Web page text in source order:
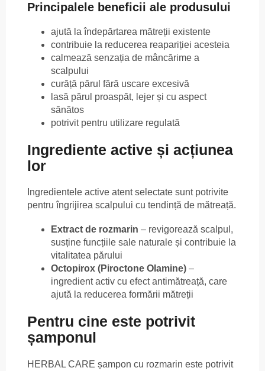
Principalele beneficii ale produsului
ajută la îndepărtarea mătreții existente
contribuie la reducerea reapariției acesteia
calmează senzația de mâncărime a
scalpului
curăță părul fără uscare excesivă
lasă părul proaspăt, lejer și cu aspect
sănătos
potrivit pentru utilizare regulată
Ingrediente active și acțiunea
lor
Ingredientele active atent selectate sunt potrivite
pentru îngrijirea scalpului cu tendință de mătreață.
Extract de rozmarin – revigorează scalpul,
susține funcțiile sale naturale și contribuie la
vitalitatea părului
Octopirox (Piroctone Olamine) –
ingredient activ cu efect antimătreață, care
ajută la reducerea formării mătreții
Pentru cine este potrivit
șamponul
HERBAL CARE șampon cu rozmarin este potrivit